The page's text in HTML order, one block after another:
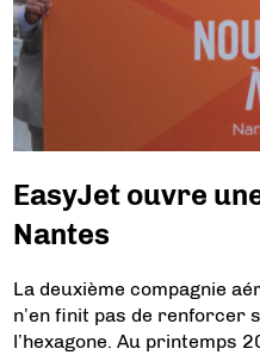
EasyJet ouvre
Nantes
La deuxième compagnie
n’en finit pas de renforcer
l’hexagone. Au printemps